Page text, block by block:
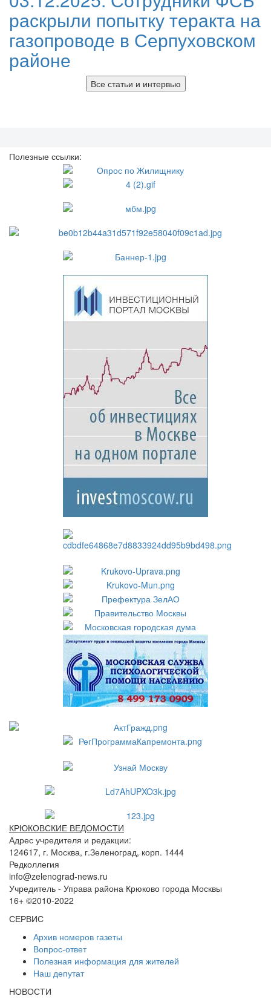
раскрыли попытку теракта на
газопроводе в Серпуховском
районе
Все статьи и интервью
Полезные ссылки:
КРЮКОВСКИЕ ВЕДОМОСТИ
Адрес учредителя и редакции:
124617, г. Москва, г.Зеленоград, корп. 1444
Редколлегия
info@zelenograd-news.ru
Учредитель - Управа района Крюково города Москвы
16+ ©2010-2022
СЕРВИС
Архив номеров газеты
Вопрос-ответ
Полезная информация для жителей
Наш депутат
НОВОСТИ